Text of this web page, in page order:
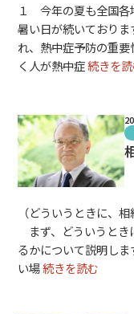
１ 今年の夏も全国各
暑い日が続いており
れ、熱中症予防の重
く人が熱中症続きを
（どういうときに、
まず、どういうとき
るかについて説明し
い場続きを読む